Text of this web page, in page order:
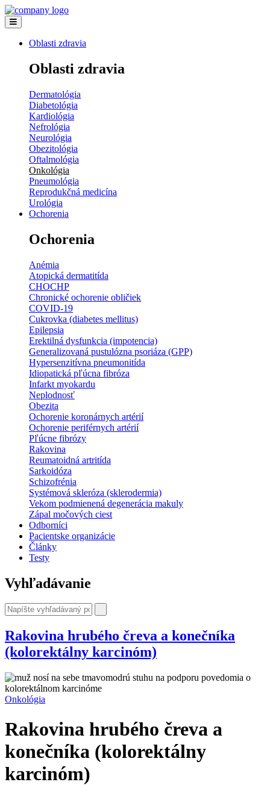
Oblasti zdravia
Oblasti zdravia
Dermatológia
Diabetológia
Kardiológia
Nefrológia
Neurológia
Obezitológia
Oftalmológia
Onkológia
Pneumológia
Reprodukčná medicína
Urológia
Ochorenia
Ochorenia
Anémia
Atopická dermatitída
CHOCHP
Chronické ochorenie obličiek
COVID-19
Cukrovka (diabetes mellitus)
Epilepsia
Erektilná dysfunkcia (impotencia)
Generalizovaná pustulózna psoriáza (GPP)
Hypersenzitívna pneumonitída
Idiopatická pľúcna fibróza
Infarkt myokardu
Neplodnosť
Obezita
Ochorenie koronárnych artérií
Ochorenie periférnych artérií
Pľúcne fibrózy
Rakovina
Reumatoidná artritída
Sarkoidóza
Schizofrénia
Systémová skleróza (sklerodermia)
Vekom podmienená degenerácia makuly
Zápal močových ciest
Odborníci
Pacientske organizácie
Články
Testy
Vyhľadávanie
Rakovina hrubého čreva a konečníka
(kolorektálny karcinóm)
Onkológia
Rakovina hrubého čreva a
konečníka (kolorektálny
karcinóm)